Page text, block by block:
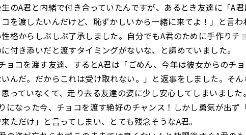
生のA君と内緒で付き合っていたんですが、あるとき友達に「A
を渡したいんだけど、恥ずかしいから一緒に来てよ！」と言
格からしぶしぶ了承しました。自分でもA君のために手作りチ
付き添いだと渡すタイミングがないな、と諦めていました。
ョコを渡す友達、するとA君は「ごめん、今年は彼女からのチ
んだ。だからこれは受け取れない。」と返事をしました。そん
っていなくて、走り去る友達の姿に少し安心してしまいました。
になった今、チョコを渡す絶好のチャンス！しかし勇気が出ず
ただけ」と言ってしまい、とても残念そうなA君。